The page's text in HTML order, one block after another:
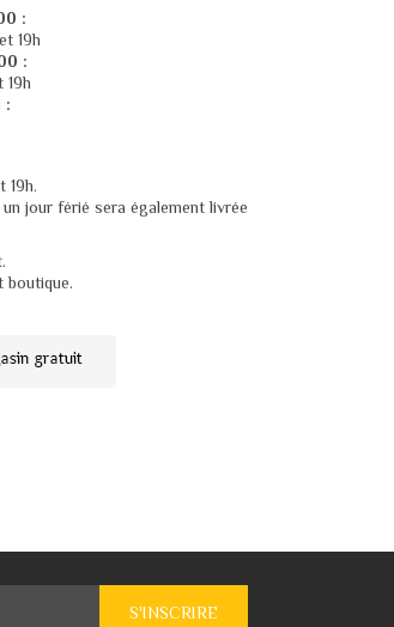
:
19h
:
19h
:
19h.
jour férié sera également livrée
boutique.
S'INSCRIRE